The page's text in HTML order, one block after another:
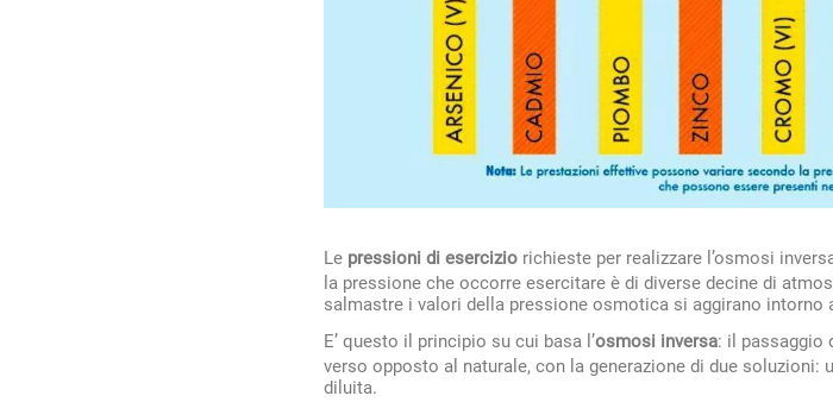
Le pressioni di esercizio richieste per realizzare l’osmosi
la pressione che occorre esercitare è di diverse decine di
salmastre i valori della pressione osmotica si aggirano intorno
E’ questo il principio su cui basa l’osmosi inversa: il passaggio
verso opposto al naturale, con la generazione di due soluzioni:
diluita.